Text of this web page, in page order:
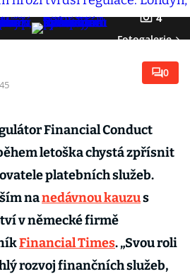
4
Fotogalerie
0
Financial Conduct
letoška chystá zpřísnit
platebních služeb.
nanedávnou kauzus
v německé firmě
Financial Times. „Svou roli
rozvoj finančních služeb,